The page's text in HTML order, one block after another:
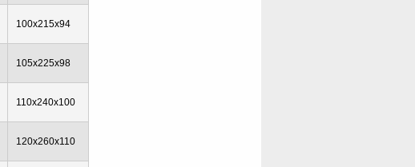
100x215x94
105x225x98
110x240x100
120x260x110